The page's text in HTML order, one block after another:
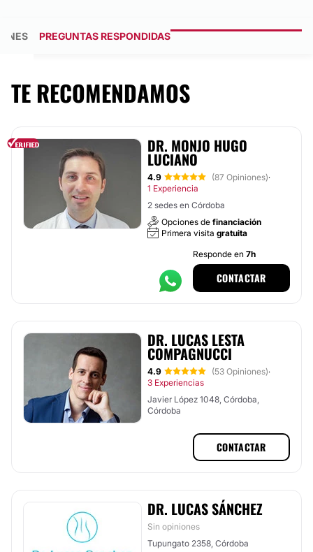
PREGUNTAS RESPONDIDAS
TE RECOMENDAMOS
DR. MONJO HUGO
LUCIANO
4.9 (87 Opiniones)·
1 Experiencia
2 sedes en Córdoba
Opciones de financiación
Primera visita gratuita
Responde en 7h
CONTACTAR
DR. LUCAS LESTA
COMPAGNUCCI
4.9 (53 Opiniones)·
3 Experiencias
Javier López 1048, Córdoba,
Córdoba
CONTACTAR
DR. LUCAS SÁNCHEZ
Sin opiniones
Tupungato 2358, Córdoba